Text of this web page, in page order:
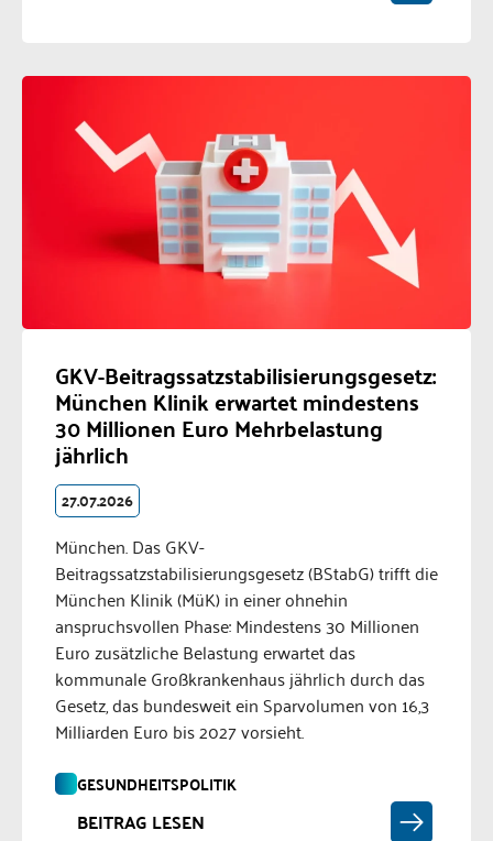
GKV-Beitragssatzstabilisierungsgesetz:
München Klinik erwartet mindestens
30 Millionen Euro Mehrbelastung
jährlich
27.07.2026
München. Das GKV-
Beitragssatzstabilisierungsgesetz (BStabG) trifft die
München Klinik (MüK) in einer ohnehin
anspruchsvollen Phase: Mindestens 30 Millionen
Euro zusätzliche Belastung erwartet das
kommunale Großkrankenhaus jährlich durch das
Gesetz, das bundesweit ein Sparvolumen von 16,3
Milliarden Euro bis 2027 vorsieht.
GESUNDHEITSPOLITIK
BEITRAG LESEN